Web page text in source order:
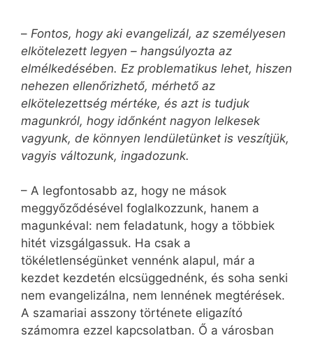
– Fontos, hogy aki evangelizál, az személyesen
elkötelezett legyen – hangsúlyozta az
elmélkedésében. Ez problematikus lehet, hiszen
nehezen ellenőrizhető, mérhető az
elkötelezettség mértéke, és azt is tudjuk
magunkról, hogy időnként nagyon lelkesek
vagyunk, de könnyen lendületünket is veszítjük,
vagyis változunk, ingadozunk.
– A legfontosabb az, hogy ne mások
meggyőződésével foglalkozzunk, hanem a
magunkéval: nem feladatunk, hogy a többiek
hitét vizsgálgassuk. Ha csak a
tökéletlenségünket vennénk alapul, már a
kezdet kezdetén elcsüggednénk, és soha senki
nem evangelizálna, nem lennének megtérések.
A szamariai asszony története eligazító
számomra ezzel kapcsolatban. Ő a városban